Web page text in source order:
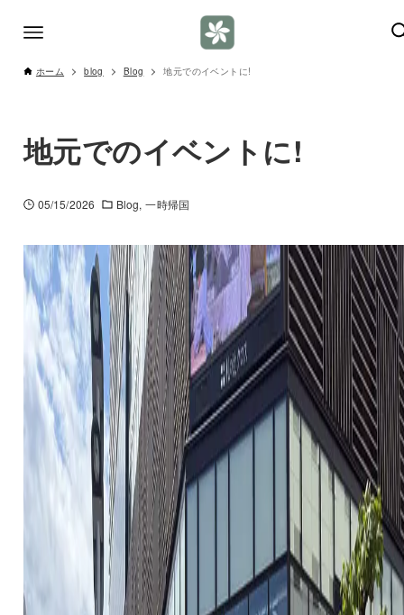
ホーム blog Blog 地元でのイベントに!
地元でのイベントに!
05/15/2026 Blog 一時帰国